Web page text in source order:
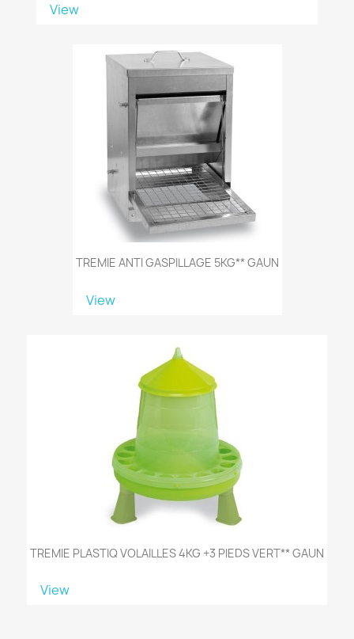
View
TREMIE ANTI GASPILLAGE 5KG** GAUN
View
TREMIE PLASTIQ VOLAILLES 4KG +3 PIEDS VERT** GAUN
View